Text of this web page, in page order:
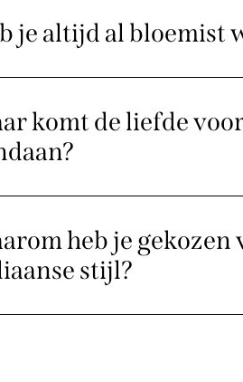
je altijd al bloemist
komt de liefde
heb je gekozen
stijl?